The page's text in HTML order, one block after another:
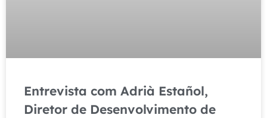
Entrevista com Adrià Estañol,
Diretor de Desenvolvimento de